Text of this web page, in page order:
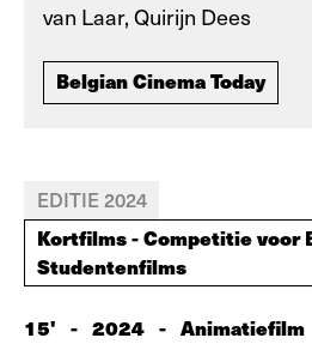
van Laar, Quirijn Dees
Belgian Cinema Today
EDITIE 2024
Kortfilms - Competitie voor
Studentenfilms
15' - 2024 - Animatiefilm